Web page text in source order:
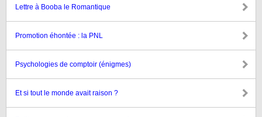
Lettre à Booba le Romantique
Promotion éhontée : la PNL
Psychologies de comptoir (énigmes)
Et si tout le monde avait raison ?